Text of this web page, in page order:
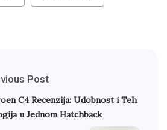
Post
C4 Recenzija: Udobnost i Teh
u Jednom Hatchback